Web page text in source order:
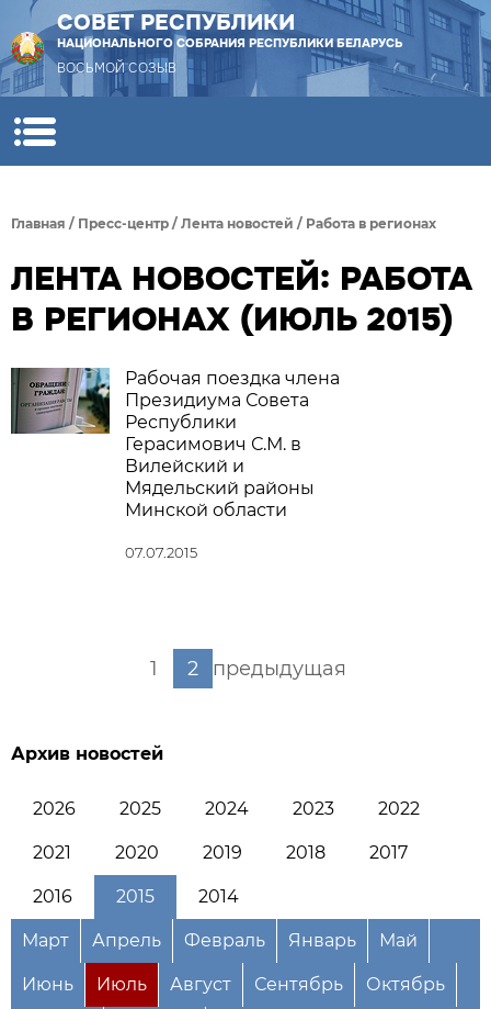
СОВЕТ РЕСПУБЛИКИ
НАЦИОНАЛЬНОГО СОБРАНИЯ РЕСПУБЛИКИ БЕЛАРУСЬ
ВОСЬМОЙ СОЗЫВ
Главная / Пресс-центр / Лента новостей / Работа в регионах
ЛЕНТА НОВОСТЕЙ: РАБОТА
В РЕГИОНАХ (ИЮЛЬ 2015)
Рабочая поездка члена
Президиума Совета
Республики
Герасимович С.М. в
Вилейский и
Мядельский районы
Минской области
07.07.2015
предыдущая
1 2
Архив новостей
2026 2025 2024 2023 2022
2021 2020 2019 2018 2017
2016 2015 2014
Март Апрель Февраль Январь Май
Июнь Июль Август Сентябрь Октябрь